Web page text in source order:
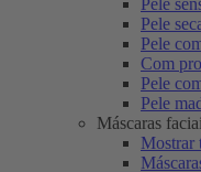
Pele
Pele
Pele
Com
Pele
Pele
Máscaras
Mostrar